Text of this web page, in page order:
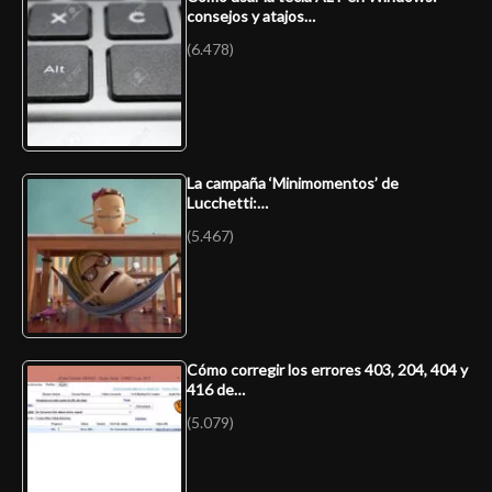
consejos y atajos…
(6.478)
La campaña ‘Minimomentos’ de
Lucchetti:…
(5.467)
Cómo corregir los errores 403, 204, 404 y
416 de…
(5.079)